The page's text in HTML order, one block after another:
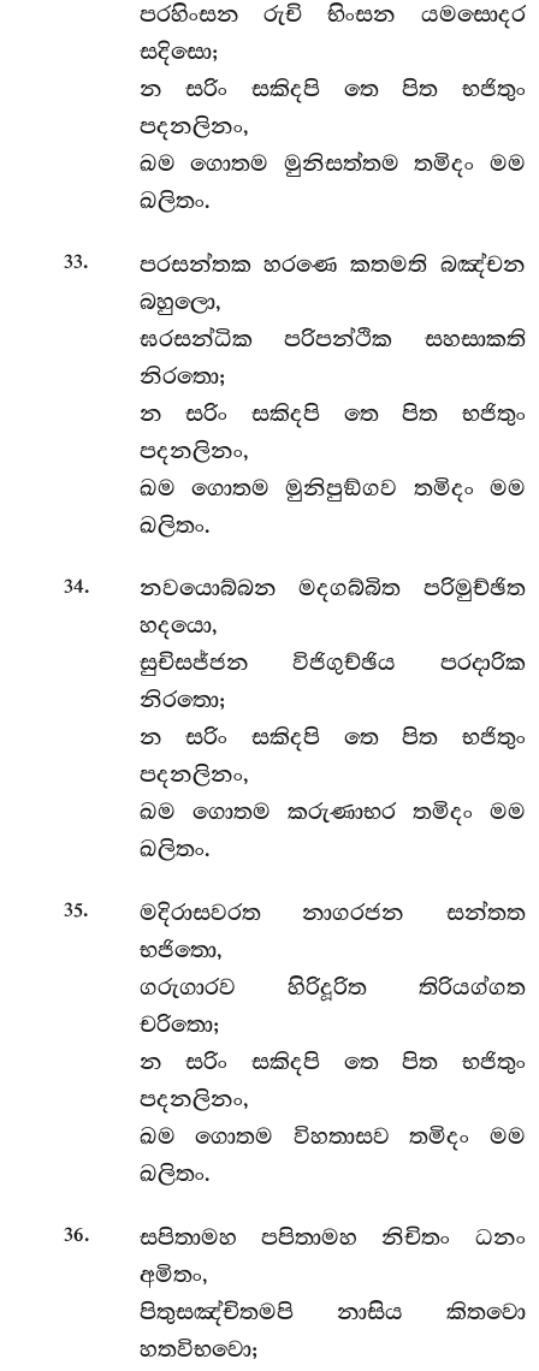
පරහිංසන රුචි භිංසන යමසොදර
සදිසො;
න සරිං සකිදපි තෙ පිත භජිතුං
පදනලිනං,
ඛම ගොතම මුනිසත්තම තමිදං මම
ඛලිතං.
33.
පරසන්තක හරණෙ කතමති බඤ්චන
බහුලො,
ඝරසන්ධික පරිපන්ථික සහසාකති
නිරතො;
න සරිං සකිදපි තෙ පිත භජිතුං
පදනලිනං,
ඛම ගොතම මුනිපුඞ්ගව තමිදං මම
ඛලිතං.
34.
නවයොබ්බන මදගබ්බිත පරිමුච්ඡිත
හදයො,
සුචිසජ්ජන විජිගුච්ඡිය පරදාරික
නිරතො;
න සරිං සකිදපි තෙ පිත භජිතුං
පදනලිනං,
ඛම ගොතම කරුණාභර තමිදං මම
ඛලිතං.
35.
මදිරාසවරත නාගරජන සන්තත
භජිතො,
ගරුගාරව හිරිදූරිත තිරියග්ගත
චරිතො;
න සරිං සකිදපි තෙ පිත භජිතුං
පදනලිනං,
ඛම ගොතම විහතාසව තමිදං මම
ඛලිතං.
36.
සපිතාමහ පපිතාමහ නිචිතං ධනං
අමිතං,
පිතුසඤ්චිතමපි නාසිය කිතවො
හතවිභවො;